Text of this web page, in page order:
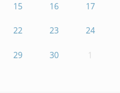
15 16 17
22 23 24
29 30 1